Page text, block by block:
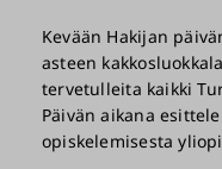
Kevään Hakijan
asteen
tervetulleita kaikki
Päivän aikana
opiskelemisesta